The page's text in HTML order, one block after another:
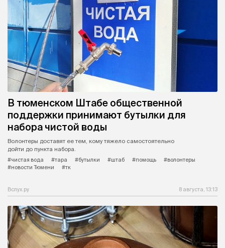
В тюменском Штабе общественной
поддержки принимают бутылки для
набора чистой воды
Волонтеры доставят ее тем, кому тяжело самостоятельно
дойти до пункта набора.
#чистая вода
#тара #бутылки #штаб #помощь
#волонтеры
#новости Тюмени
#тк
Вслух.ру 8 августа, 13:13